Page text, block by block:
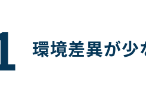
環境差異が少